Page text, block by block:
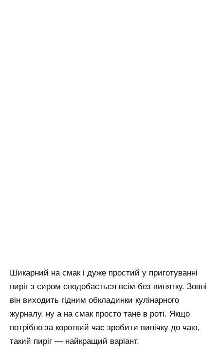
Шикарний на смак і дуже простий у приготуванні
пиріг з сиром сподобається всім без винятку. Зовні
він виходить гідним обкладинки кулінарного
журналу, ну а на смак просто тане в роті. Якщо
потрібно за короткий час зробити випічку до чаю,
такий пиріг — найкращий варіант.